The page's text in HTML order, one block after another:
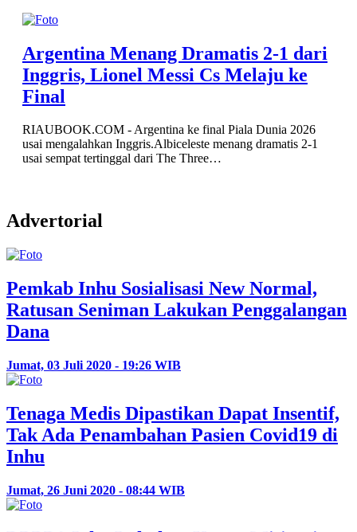
Argentina Menang Dramatis 2-1 dari
Inggris, Lionel Messi Cs Melaju ke
Final
RIAUBOOK.COM - Argentina ke final Piala Dunia 2026
usai mengalahkan Inggris.Albiceleste menang dramatis 2-1
usai sempat tertinggal dari The Three…
Advertorial
Pemkab Inhu Sosialisasi New Normal,
Ratusan Seniman Lakukan Penggalangan
Dana
Jumat, 03 Juli 2020 - 19:26 WIB
Tenaga Medis Dipastikan Dapat Insentif,
Tak Ada Penambahan Pasien Covid19 di
Inhu
Jumat, 26 Juni 2020 - 08:44 WIB